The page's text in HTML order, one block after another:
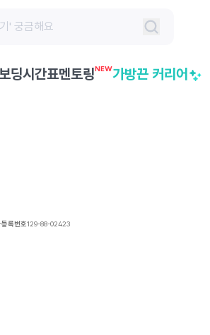
딩시간표멘토링NEW가방끈 커리어
록번호129-88-02423